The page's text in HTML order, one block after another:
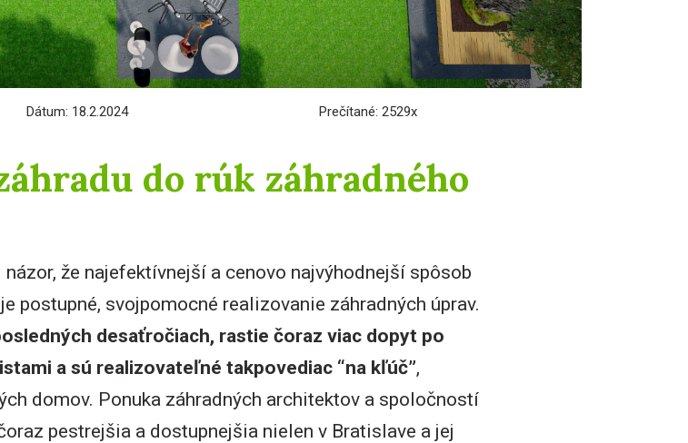
Dátum: 18.2.2024 Prečítané: 2529x
do rúk záhradného
že najefektívnejší a cenovo najvýhodnejší spôsob
postupné, svojpomocné realizovanie záhradných úprav.
desaťročiach, rastie čoraz viac dopyt po
a sú realizovateľné takpovediac “na kľúč”,
domov. Ponuka záhradných architektov a spoločností
pestrejšia a dostupnejšia nielen v Bratislave a jej